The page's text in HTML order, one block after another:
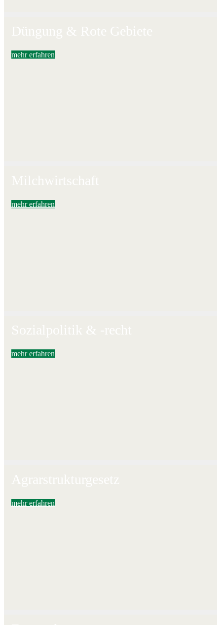
mehr erfahren
mehr erfahren
mehr erfahren
mehr erfahren